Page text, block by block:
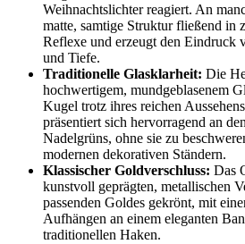
Weihnachtslichter reagiert. An
matte, samtige Struktur fließend in
Reflexe und erzeugt den Eindruck
und Tiefe.
Traditionelle Glasklarheit: Die
hochwertigem, mundgeblasenem
Kugel trotz ihres reichen
präsentiert sich hervorragend an
Nadelgrüns, ohne sie zu
modernen dekorativen Ständern.
Klassischer Goldverschluss: Das
kunstvoll geprägten, metallischen
passenden Goldes gekrönt, mit
Aufhängen an einem eleganten
traditionellen Haken.